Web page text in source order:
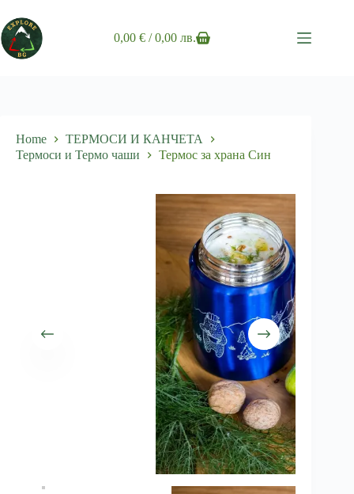
to
content
Shopping
0,00€ / 0,00 лв.
Home
ТЕРМОСИ И КАНЧЕТА
Термоси и Термо чаши
Термос за храна Син